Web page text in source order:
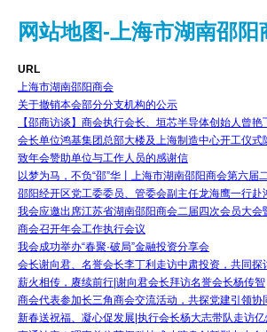
网站地图-上海市湖南邵阳
URL
上海市湖南邵阳商会
关于撤销本会部分分支机构的公示
【邵商访谈】商会执行会长、垣芯半导体创始人曾
会长单位鸿基集团总部大楼及上海制造中心开工仪式
致年会赞助单位与工作人员的感谢信
以梦为马，不负“邵”华丨上海市湖南邵阳商会第六
邵阳经开区党工委委员、管委会副主任龙海鹰一行
我会应邀出席江苏省湖南邵阳商会二届四次会员大会
商会召开年会工作执行会议
我会成功举办“春聚·破局”金融投资分享会
会长谢向君、名誉会长李丁利走访中肃投资，共同
薪火相传，赓续前行|谢向君会长拜访名誉会长杨传智
商会代表参加长三角商会交流活动，共探党建引领协
新春送祝福、凝心促发展|执行会长杨大志带队走访